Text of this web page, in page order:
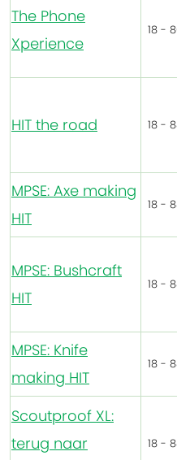
The Phone
Xperience
18 -
HIT the road 18 -
MPSE: Axe making
HIT
18 -
MPSE: Bushcraft
HIT
18 -
MPSE: Knife
making HIT
18 -
Scoutproof XL:
terug naar
18 -